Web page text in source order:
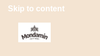
Skip to content